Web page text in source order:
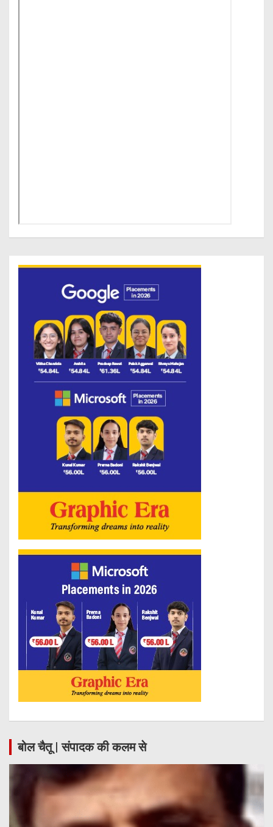
बोल चैतू | संपादक की कलम से